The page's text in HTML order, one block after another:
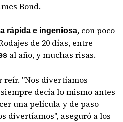
Bond.
rápida e ingeniosa, con poco
de 20 días, entre
al año, y muchas risas.
reír. "Nos divertíamos
decía lo mismo antes
una película y de paso
divertíamos", aseguró a los